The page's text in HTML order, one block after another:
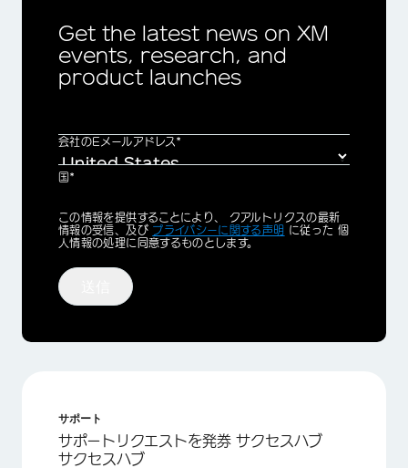
Get the latest news on XM
events, research, and
product launches
会社のEメールアドレス*
国*
Privacy
Optin
この情報を提供することにより、 クアルトリクスの最新
情報の受信、及び プライバシーに関する声明 に従った 個
人情報の処理に同意するものとします。
サポート
サポートリクエストを発券 サクセスハブ
サクセスハブ